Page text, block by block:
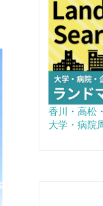
香川・高松
大学・病院